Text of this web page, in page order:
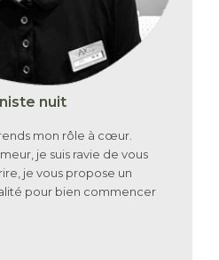
nuit
mon rôle à cœur.
je suis ravie de vous
je vous propose un
pour bien commencer